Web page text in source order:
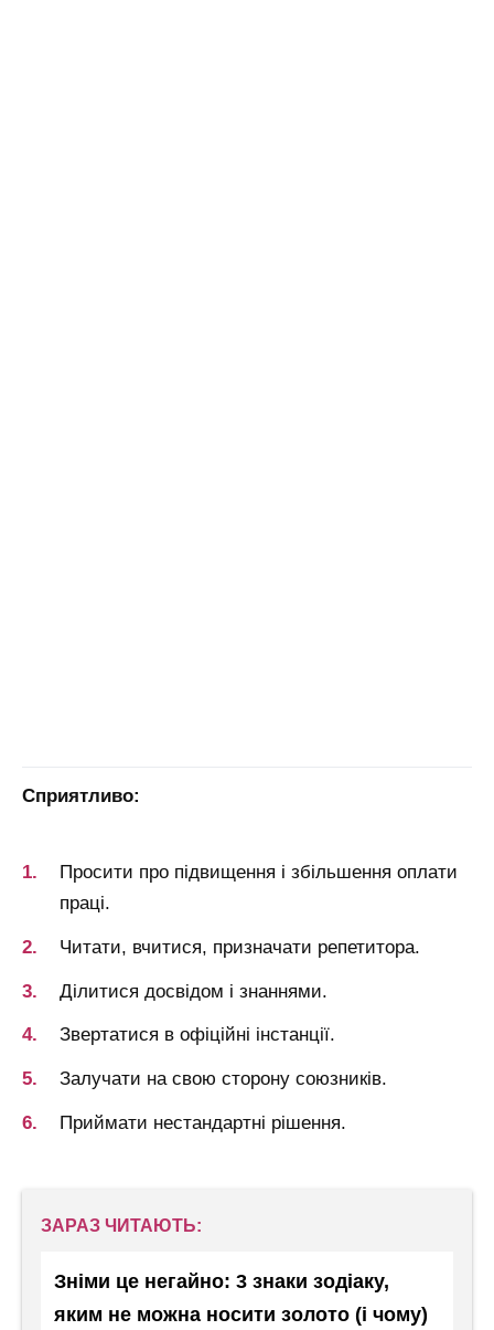
Сприятливо:
Просити про підвищення і збільшення оплати
праці.
Читати, вчитися, призначати репетитора.
Ділитися досвідом і знаннями.
Звертатися в офіційні інстанції.
Залучати на свою сторону союзників.
Приймати нестандартні рішення.
ЗАРАЗ ЧИТАЮТЬ:
Зніми це негайно: 3 знаки зодіаку,
яким не можна носити золото (і чому)